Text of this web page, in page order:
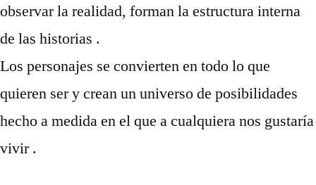
observar la realidad, forman la estructura interna
de las historias .
Los personajes se convierten en todo lo que
quieren ser y crean un universo de posibilidades
hecho a medida en el que a cualquiera nos gustaría
vivir .